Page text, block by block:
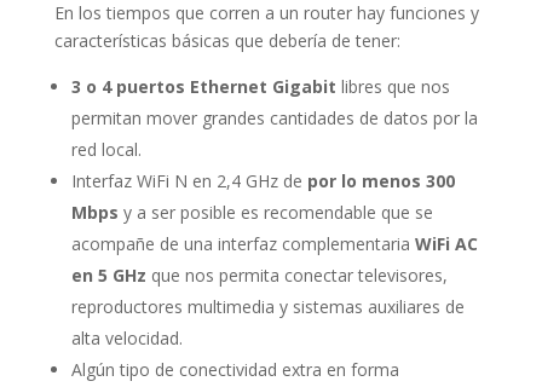
En los tiempos que corren a un router hay funciones y
características básicas que debería de tener:
3 o 4 puertos Ethernet Gigabit libres que nos
permitan mover grandes cantidades de datos por la
red local.
Interfaz WiFi N en 2,4 GHz de por lo menos 300
Mbps y a ser posible es recomendable que se
acompañe de una interfaz complementaria WiFi AC
en 5 GHz que nos permita conectar televisores,
reproductores multimedia y sistemas auxiliares de
alta velocidad.
Algún tipo de conectividad extra en forma